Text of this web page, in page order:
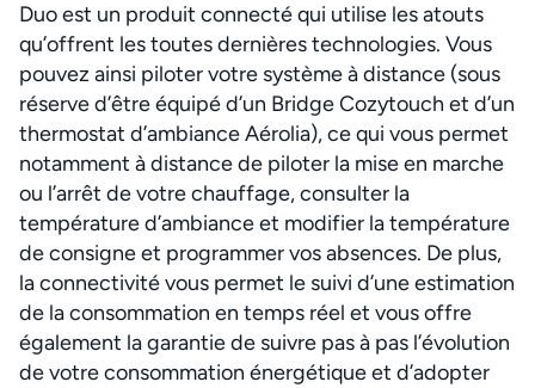
Duo est un produit connecté qui utilise les atouts
qu’offrent les toutes dernières technologies. Vous
pouvez ainsi piloter votre système à distance (sous
réserve d’être équipé d’un Bridge Cozytouch et d’un
thermostat d’ambiance Aérolia), ce qui vous permet
notamment à distance de piloter la mise en marche
ou l’arrêt de votre chauffage, consulter la
température d’ambiance et modifier la température
de consigne et programmer vos absences. De plus,
la connectivité vous permet le suivi d’une estimation
de la consommation en temps réel et vous offre
également la garantie de suivre pas à pas l’évolution
de votre consommation énergétique et d’adopter